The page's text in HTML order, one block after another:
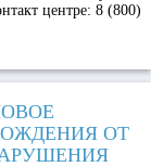
центре: 8 (800)
ОТ